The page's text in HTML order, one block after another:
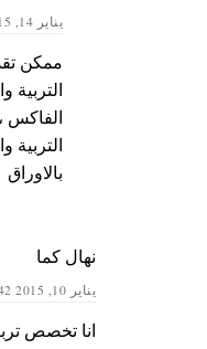
يناير 14, 2015 AT 9:03 م
ممكن
التربية
الفاكس
التربية
بالاوراق
نهال كما
يناير 10, 2015 AT 12:42 م
انا تخصص